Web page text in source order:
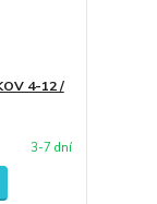
4-12 /
3-7 dní